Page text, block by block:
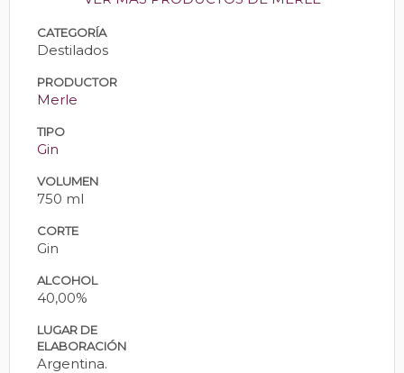
CATEGORÍA
Destilados
PRODUCTOR
Merle
TIPO
Gin
VOLUMEN
750 ml
CORTE
Gin
ALCOHOL
40,00%
LUGAR DE
ELABORACIÓN
Argentina.